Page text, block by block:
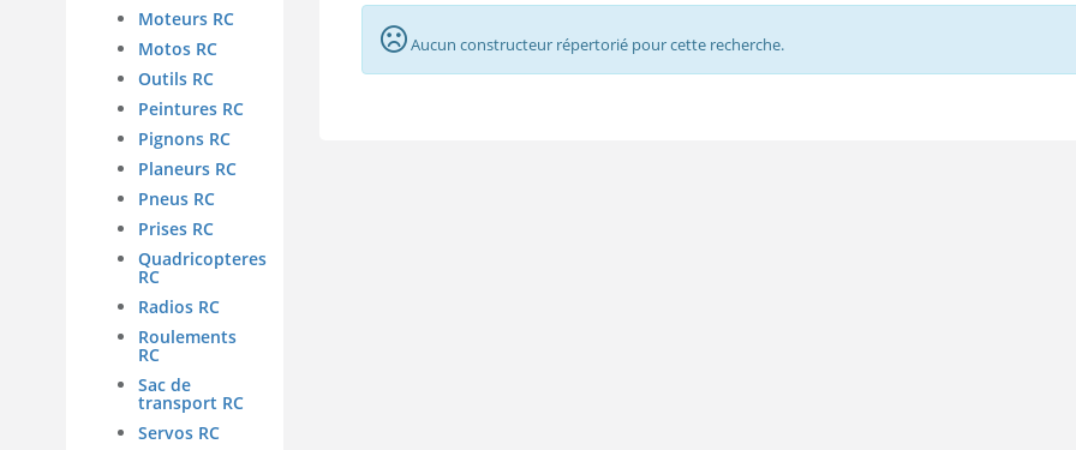
Moteurs RC
Motos RC
Outils RC
Peintures RC
Pignons RC
Planeurs RC
Pneus RC
Prises RC
Quadricopteres
RC
Radios RC
Roulements
RC
Sac de
transport RC
Servos RC
Aucun constructeur répertorié pour cette recherche.